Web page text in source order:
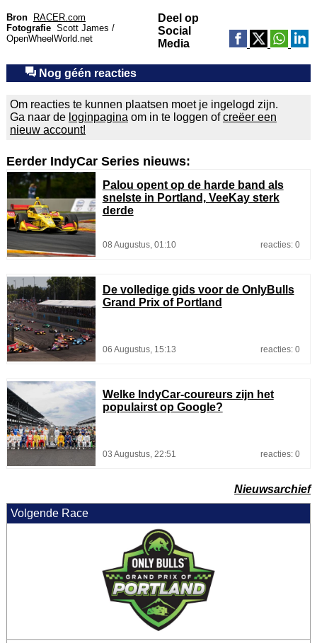
Bron
RACER.com
Fotografie Scott James /
OpenWheelWorld.net
Deel op
Social
Media
Nog géén reacties
Om reacties te kunnen plaatsen moet je ingelogd zijn.
Ga naar de loginpagina om in te loggen ofcreëer een
nieuw account!
Eerder IndyCar Series nieuws:
Palou opent op de harde band als
snelste in Portland, VeeKay sterk
derde
08 Augustus, 01:10 reacties: 0
De volledige gids voor de OnlyBulls
Grand Prix of Portland
06 Augustus, 15:13 reacties: 0
Welke IndyCar-coureurs zijn het
populairst op Google?
03 Augustus, 22:51 reacties: 0
Nieuwsarchief
Volgende Race